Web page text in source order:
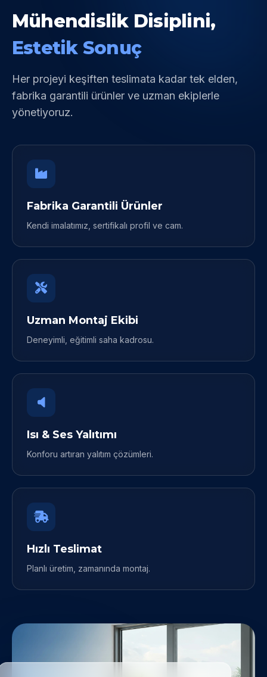
Mühendislik Disiplini,
Estetik Sonuç
Her projeyi keşiften teslimata kadar tek elden,
fabrika garantili ürünler ve uzman ekiplerle
yönetiyoruz.
Fabrika Garantili Ürünler
Kendi imalatımız, sertifikalı profil ve cam.
Uzman Montaj Ekibi
Deneyimli, eğitimli saha kadrosu.
Isı & Ses Yalıtımı
Konforu artıran yalıtım çözümleri.
Hızlı Teslimat
Planlı üretim, zamanında montaj.